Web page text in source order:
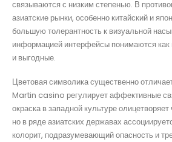
связываются с низким степенью. В
азиатские рынки, особенно китайский и
большую толерантность к визуальной
информацией интерфейсы понимаются
и выгодные.
Цветовая символика существенно
Martin casino регулирует аффективные
окраска в западной культуре олицетворяет
но в ряде азиатских державах
колорит, подразумевающий опасность и